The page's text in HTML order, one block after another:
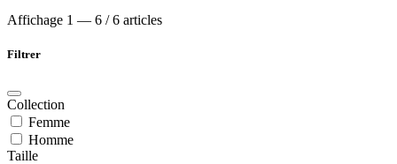
Affichage 1 — 6 / 6 articles
Filtrer
Collection
Femme
Homme
Taille